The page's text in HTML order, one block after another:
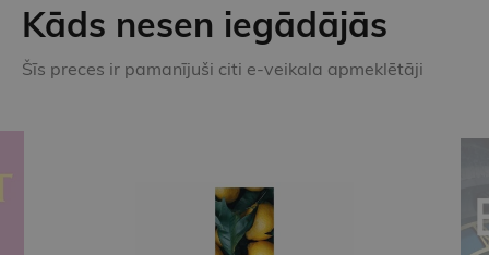
Kāds nesen iegādājās
Šīs preces ir pamanījuši citi e-veikala apmeklētāji